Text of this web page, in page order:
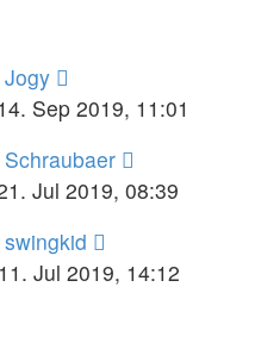
Jogy
Sep 2019, 11:01
Schraubaer
Jul 2019, 08:39
swingkid
Jul 2019, 14:12